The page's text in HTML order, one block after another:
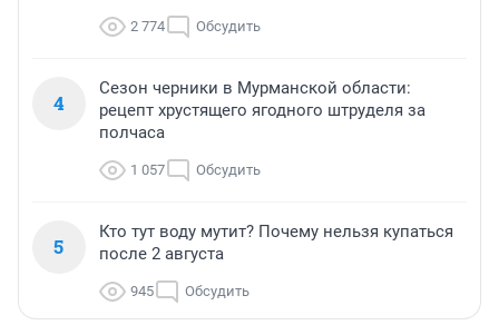
2 774 Обсудить
4
Сезон черники в Мурманской области:
рецепт хрустящего ягодного штруделя за
полчаса
1 057 Обсудить
5
Кто тут воду мутит? Почему нельзя купаться
после 2 августа
945 Обсудить